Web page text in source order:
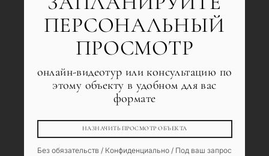
ПЕРСОНАЛЬНЫЙ
ПРОСМОТР
онлайн-видеотур или консультацию по
этому объекту в удобном для вас
формате
НАЗНАЧИТЬ ПРОСМОТР ОБЪЕКТА
Без обязательств / Конфиденциально / Под ваш запрос